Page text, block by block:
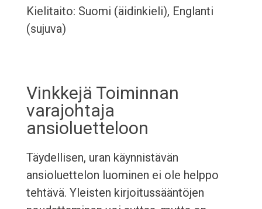
Kielitaito: Suomi (äidinkieli), Englanti
(sujuva)
Vinkkejä Toiminnan
varajohtaja
ansioluetteloon
Täydellisen, uran käynnistävän
ansioluettelon luominen ei ole helppo
tehtävä. Yleisten kirjoitussääntöjen